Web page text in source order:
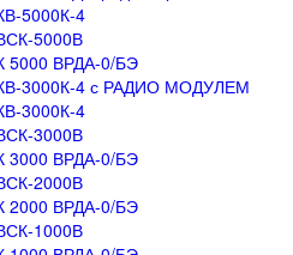
5000К-4
5000В
5000 ВРДА-0/БЭ
3000К-4 с РАДИО МОДУЛЕМ
3000К-4
3000В
3000 ВРДА-0/БЭ
2000В
2000 ВРДА-0/БЭ
1000В